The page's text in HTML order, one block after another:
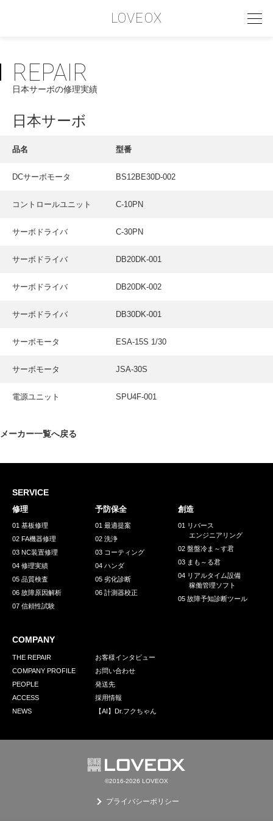
LOVEOX
PHILOSOPHY
フィロソフィー
COMPANY PROFILE
INTERVIEW
お客様インタビュー
RECRUIT
お問い合わせ
REPAIR
日本サーボの修理実績
日本サーボ
品名 型番
DCサーボモータ BS12BE30D-002
コントロールユニット C-10PN
サーボドライバ C-30PN
サーボドライバ DB20DK-001
サーボドライバ DB20DK-002
サーボドライバ DB30DK-001
サーボモータ ESA-15S 1/30
サーボモータ JSA-30S
電源ユニット SPU4F-001
メーカー一覧へ戻る
SERVICE
修理
01 基板修理
02 FA機器修理
03 NC装置修理
04 修理実績
05 品質検査
06 故障原因解析
07 信頼性試験
予防保全
01 最適提案
02 洗浄
03 コーティング
04 ハンダ
05 劣化診断
06 計測器校正
創造
01 リバース
エンジニアリング
02 盤盤冷ま～す君
03 まも～る君
04 リアルタイム設備
稼働管理ソフト
05 故障予知診断ツール
COMPANY
THE REPAIR
COMPANY PROFILE
PEOPLE
ACCESS
NEWS
お客様インタビュー
お問い合わせ
発送先
採用情報
【AI】Dr.フクちゃん
©2016-2026 LOVEOX
プライバシーポリシー